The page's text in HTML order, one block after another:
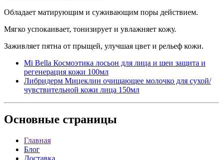
Обладает матирующим и суживающим поры действием.
Мягко успокаивает, тонизирует и увлажняет кожу.
Заживляет пятна от прыщей, улучшая цвет и рельеф кожи.
Mi Bella Космоэтика лосьон для лица и шеи защита и
регенерация кожи 100мл
Либридерм Мицеклин очищающее молочко для сухой/
чувствительной кожи лица 150мл
Основные страницы
Главная
Блог